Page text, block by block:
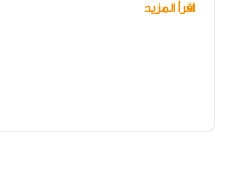
اقرأ المزيد